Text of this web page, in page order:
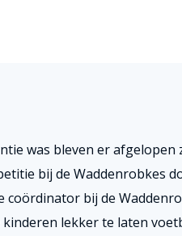
was bleven er
bij de Waddenrobkes
bij de
lekker te laten